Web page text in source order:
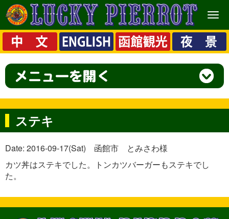
メ
ニ
ュ
ー
ステキ
Date: 2016-09-17(Sat) 函館市 とみさわ様
カツ丼はステキでした。トンカツバーガーもステキでし
た。